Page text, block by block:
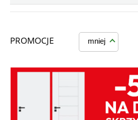
PROMOCJE mniej